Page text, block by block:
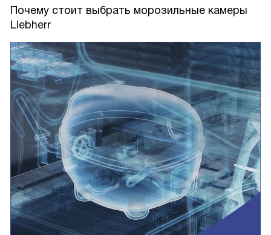
Почему стоит выбрать морозильные камеры
Liebherr